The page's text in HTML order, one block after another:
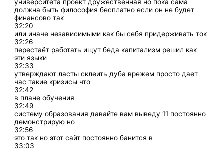
университета проект дружественная но пока сама
должна быть философия бесплатно если он не будет
финансово так
32:20
или иначе независимыми как бы себя придерживать ток
32:26
перестаёт работать ищут беда капитализм решил как
эти языки
32:33
утверждают ласты склеить дуба врежем просто дает
час такие кризисы что
32:42
в плане обучения
32:49
систему образования давайте вам выведу 11 постоянно
демонстрирую но
32:56
это так но этот сайт постоянно банится в
33:03